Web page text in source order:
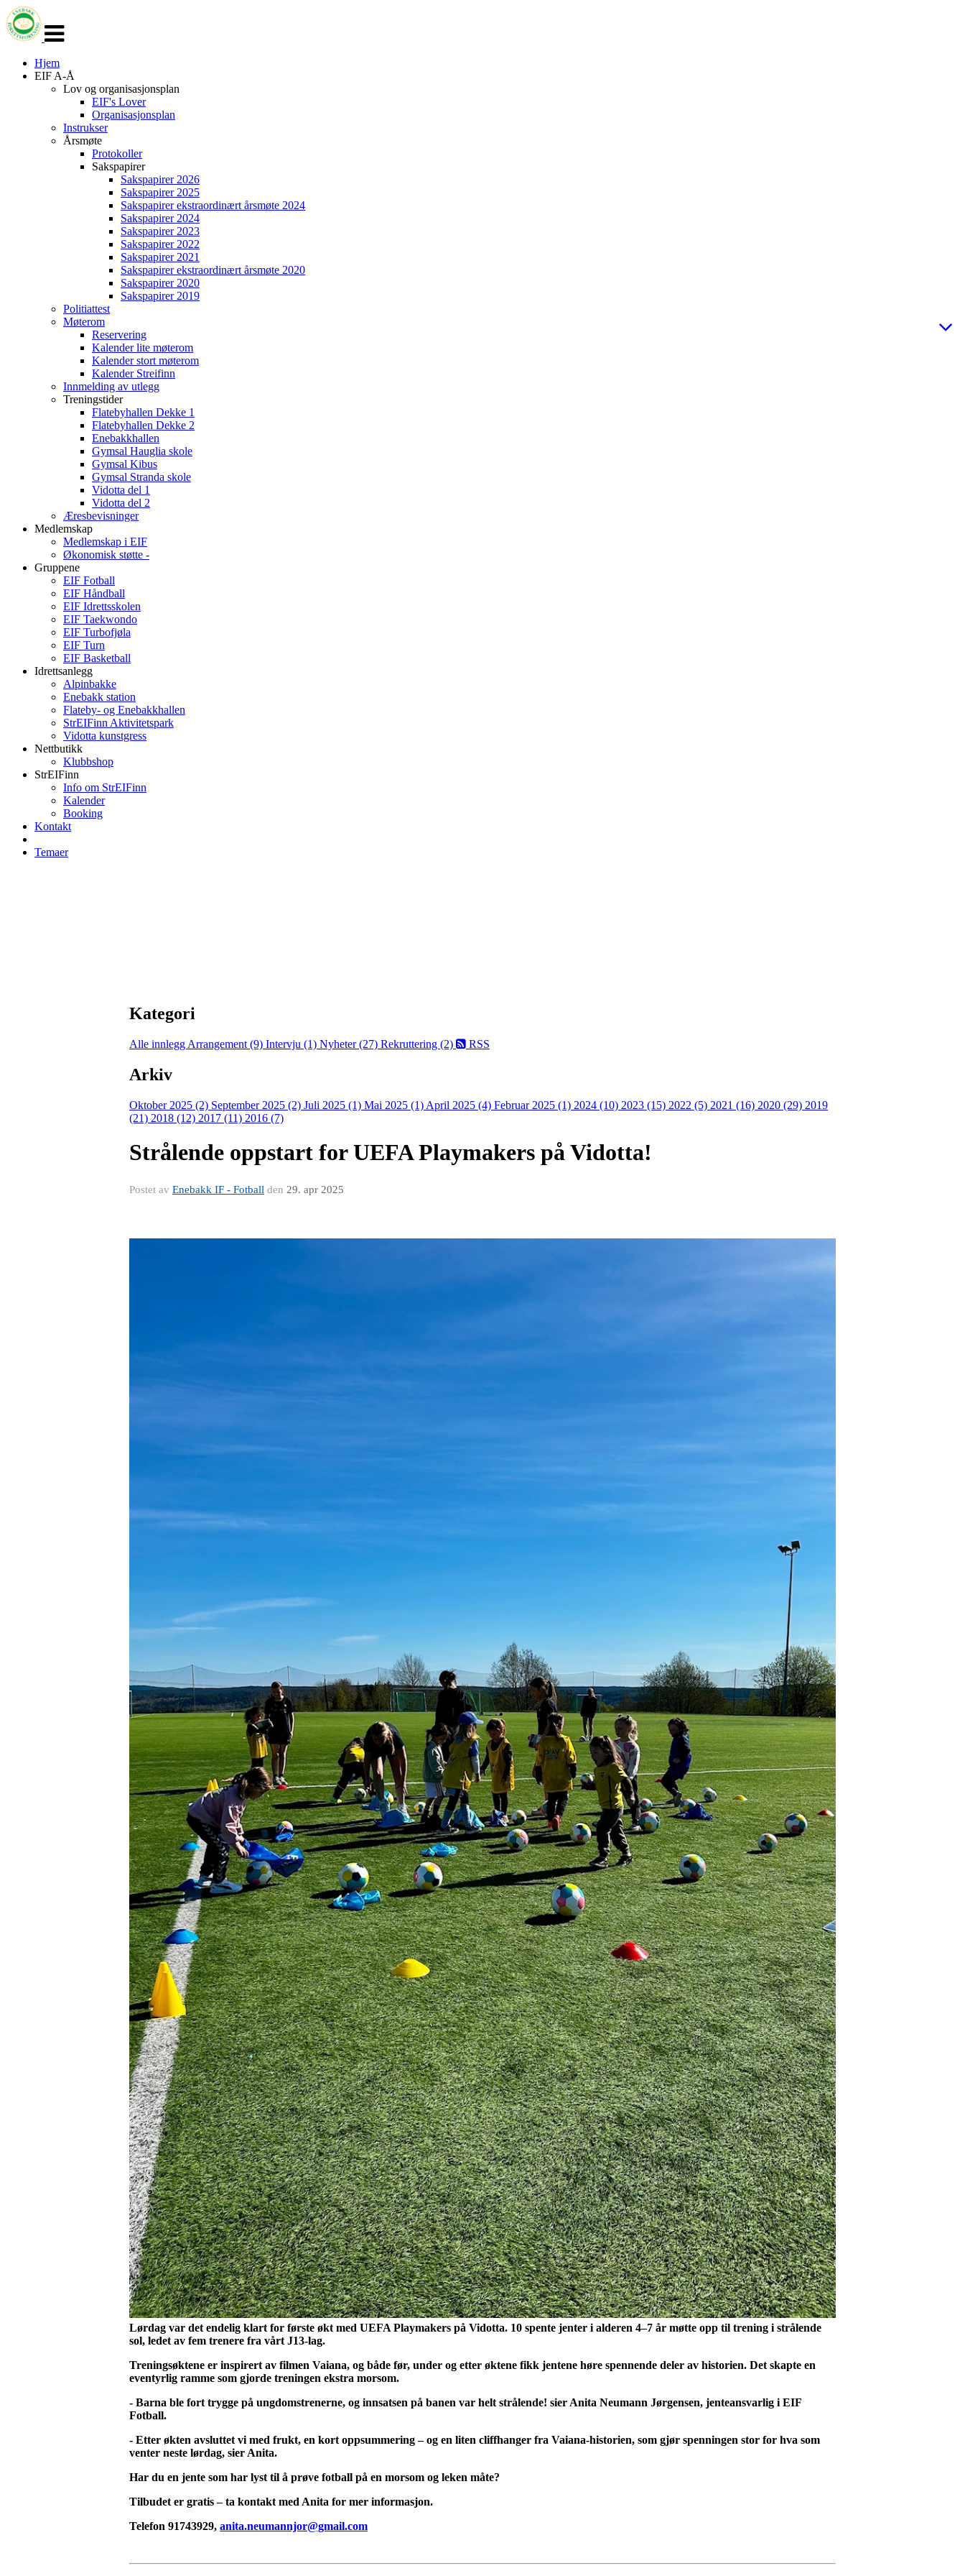
navigasjon
Hjem
EIF A-Å
Lov og organisasjonsplan
EIF's Lover
Organisasjonsplan
Instrukser
Årsmøte
Protokoller
Sakspapirer
Sakspapirer 2026
Sakspapirer 2025
Sakspapirer ekstraordinært årsmøte 2024
Sakspapirer 2024
Sakspapirer 2023
Sakspapirer 2022
Sakspapirer 2021
Sakspapirer ekstraordinært årsmøte 2020
Sakspapirer 2020
Sakspapirer 2019
Politiattest
Møterom
Reservering
Kalender lite møterom
Kalender stort møterom
Kalender Streifinn
Innmelding av utlegg
Treningstider
Flatebyhallen Dekke 1
Flatebyhallen Dekke 2
Enebakkhallen
Gymsal Hauglia skole
Gymsal Kibus
Gymsal Stranda skole
Vidotta del 1
Vidotta del 2
Æresbevisninger
Medlemskap
Medlemskap i EIF
Økonomisk støtte -
Gruppene
EIF Fotball
EIF Håndball
EIF Idrettsskolen
EIF Taekwondo
EIF Turbofjøla
EIF Turn
EIF Basketball
Idrettsanlegg
Alpinbakke
Enebakk station
Flateby- og Enebakkhallen
StrEIFinn Aktivitetspark
Vidotta kunstgress
Nettbutikk
Klubbshop
StrEIFinn
Info om StrEIFinn
Kalender
Booking
Kontakt
Temaer
Kategori
Alle innlegg Arrangement (9) Intervju (1) Nyheter (27) Rekruttering (2) RSS
Arkiv
Oktober 2025 (2) September 2025 (2) Juli 2025 (1) Mai 2025 (1) April 2025 (4) Februar 2025 (1) 2024 (10) 2023 (15) 2022 (5) 2021 (16) 2020 (29) 2019
(21) 2018 (12) 2017 (11) 2016 (7)
Strålende oppstart for UEFA Playmakers på Vidotta!
Postet av Enebakk IF - Fotball den 29. apr 2025
Lørdag var det endelig klart for første økt med UEFA Playmakers på Vidotta. 10 spente jenter i alderen 4–7 år møtte opp til trening i strålende
sol, ledet av fem trenere fra vårt J13-lag.
Treningsøktene er inspirert av filmen Vaiana, og både før, under og etter øktene fikk jentene høre spennende deler av historien. Det skapte en
eventyrlig ramme som gjorde treningen ekstra morsom.
- Barna ble fort trygge på ungdomstrenerne, og innsatsen på banen var helt strålende! sier Anita Neumann Jørgensen, jenteansvarlig i EIF
Fotball.
- Etter økten avsluttet vi med frukt, en kort oppsummering – og en liten cliffhanger fra Vaiana-historien, som gjør spenningen stor for hva som
venter neste lørdag, sier Anita.
Har du en jente som har lyst til å prøve fotball på en morsom og leken måte?
Tilbudet er gratis – ta kontakt med Anita for mer informasjon.
Telefon 91743929, anita.neumannjor@gmail.com